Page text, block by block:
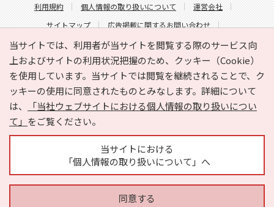
当サイトでは、利用者が当サイトを閲覧する際のサービス向
上およびサイトの利用状況把握のため、クッキー（Cookie）
を使用しています。当サイトでは閲覧を継続されることで、ク
ッキーの使用に同意されたものとみなします。詳細について
は、
「当社ウェブサイトにおける個人情報の取り扱いについ
て」 をご覧ください。
当サイトにおける
「個人情報の取り扱いについて」へ
同意する
利用規約
個人情報の取り扱いについて
運営会社
サイトマップ
広告掲載に関するお問い合わせ
サイトの内容に関するお問い合わせ
Copyright © HYOJITO.Co.,Ltd. All Rights Reserved.